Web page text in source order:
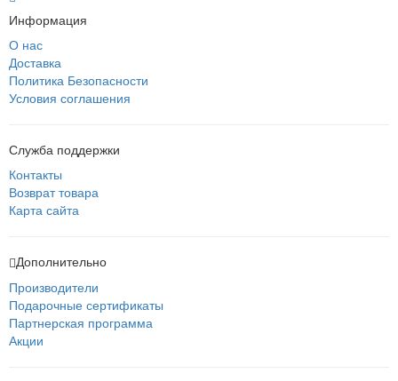
Информация
О нас
Доставка
Политика Безопасности
Условия соглашения
Служба поддержки
Контакты
Возврат товара
Карта сайта
Дополнительно
Производители
Подарочные сертификаты
Партнерская программа
Акции